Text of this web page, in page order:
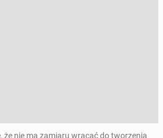
że nie ma zamiaru wracać do tworzenia